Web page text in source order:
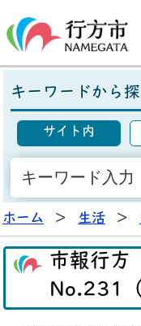
キーワードから
サイト内
ホーム > 生活 >
市報行
No.231